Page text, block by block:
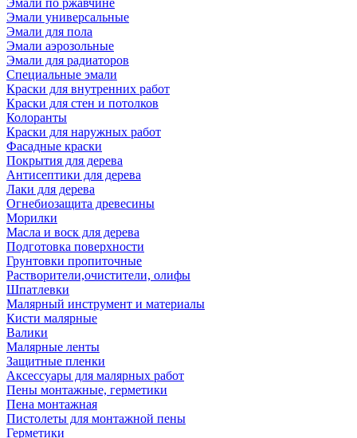
Эмали по ржавчине
Эмали универсальные
Эмали для пола
Эмали аэрозольные
Эмали для радиаторов
Специальные эмали
Краски для внутренних работ
Краски для стен и потолков
Колоранты
Краски для наружных работ
Фасадные краски
Покрытия для дерева
Антисептики для дерева
Лаки для дерева
Огнебиозащита древесины
Морилки
Масла и воск для дерева
Подготовка поверхности
Грунтовки пропиточные
Растворители,очистители, олифы
Шпатлевки
Малярный инструмент и материалы
Кисти малярные
Валики
Малярные ленты
Защитные пленки
Аксессуары для малярных работ
Пены монтажные, герметики
Пена монтажная
Пистолеты для монтажной пены
Герметики